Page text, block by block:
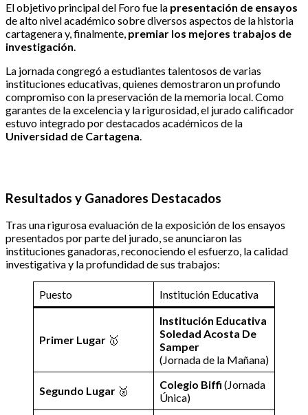
El objetivo principal del Foro fue la presentación de ensayos
de alto nivel académico sobre diversos aspectos de la historia
cartagenera y, finalmente, premiar los mejores trabajos de
investigación.
La jornada congregó a estudiantes talentosos de varias
instituciones educativas, quienes demostraron un profundo
compromiso con la preservación de la memoria local. Como
garantes de la excelencia y la rigurosidad, el jurado calificador
estuvo integrado por destacados académicos de la
Universidad de Cartagena.
Resultados y Ganadores Destacados
Tras una rigurosa evaluación de la exposición de los ensayos
presentados por parte del jurado, se anunciaron las
instituciones ganadoras, reconociendo el esfuerzo, la calidad
investigativa y la profundidad de sus trabajos:
Puesto Institución Educativa
Primer Lugar 🥇
Institución Educativa
Soledad Acosta De
Samper
(Jornada de la Mañana)
Segundo Lugar 🥈 Colegio Biffi (Jornada
Única)